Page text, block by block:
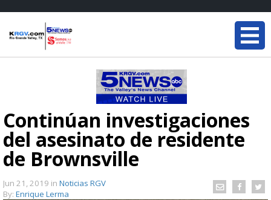
Continúan investigaciones
del asesinato de residente
de Brownsville
Jun 21, 2019 in Noticias RGV
By: Enrique Lerma